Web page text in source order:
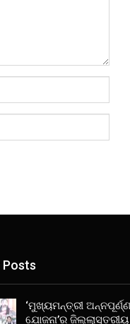
Posts
‘ମୁଖ୍ୟମନ୍ତ୍ରୀ
ଯୋଜନା’ର ଜିଲ୍ଲାସ୍ତରୀୟ